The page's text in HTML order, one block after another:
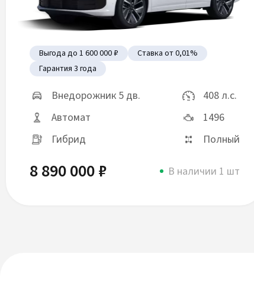
Выгода до 1 600 000 ₽
Ставка от 0,01%
Гарантия 3 года
Внедорожник 5 дв.
408 л.с.
Автомат
1496
Гибрид
Полный
8 890 000 ₽ В наличии 1 шт